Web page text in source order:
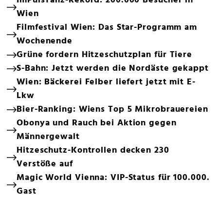
Wien
Filmfestival Wien: Das Star-Programm am
Wochenende
Grüne fordern Hitzeschutzplan für Tiere
S-Bahn: Jetzt werden die Nordäste gekappt
Wien: Bäckerei Felber liefert jetzt mit E-
Lkw
Bier-Ranking: Wiens Top 5 Mikrobrauereien
Obonya und Rauch bei Aktion gegen
Männergewalt
Hitzeschutz-Kontrollen decken 230
Verstöße auf
Magic World Vienna: VIP-Status für 100.000.
Gast